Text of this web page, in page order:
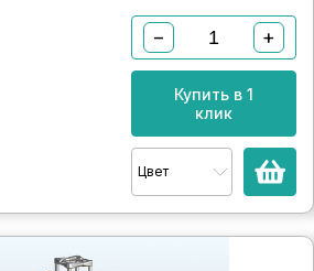
− +
Купить в 1
клик
Цвет